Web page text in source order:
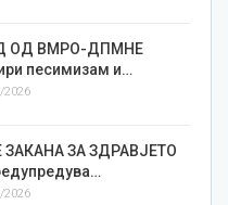
ОД ВМРО-ДПМНЕ
песимизам и…
2026
ЗА ЗДРАВЈЕТО
2026